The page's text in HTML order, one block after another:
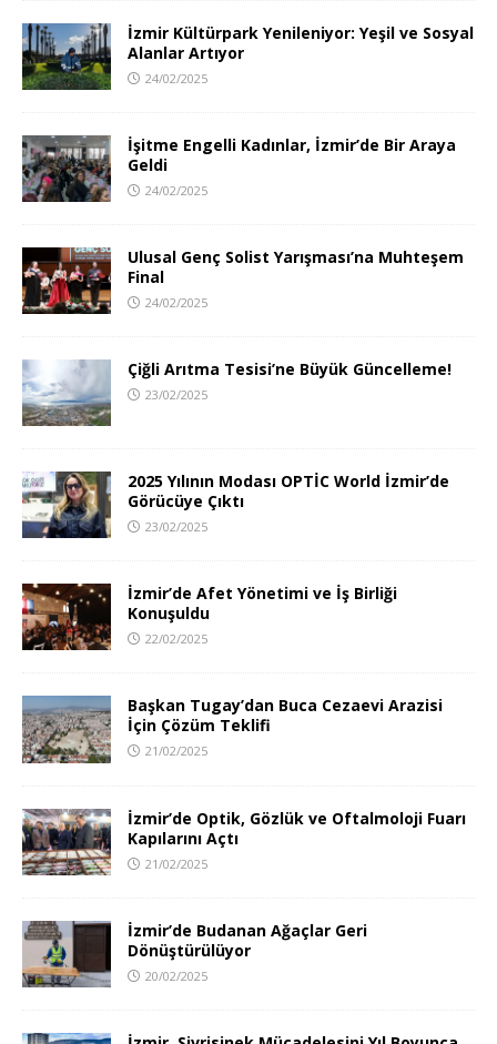
İzmir Kültürpark Yenileniyor: Yeşil ve Sosyal
Alanlar Artıyor
24/02/2025
İşitme Engelli Kadınlar, İzmir’de Bir Araya
Geldi
24/02/2025
Ulusal Genç Solist Yarışması’na Muhteşem
Final
24/02/2025
Çiğli Arıtma Tesisi’ne Büyük Güncelleme!
23/02/2025
2025 Yılının Modası OPTİC World İzmir’de
Görücüye Çıktı
23/02/2025
İzmir’de Afet Yönetimi ve İş Birliği
Konuşuldu
22/02/2025
Başkan Tugay’dan Buca Cezaevi Arazisi
İçin Çözüm Teklifi
21/02/2025
İzmir’de Optik, Gözlük ve Oftalmoloji Fuarı
Kapılarını Açtı
21/02/2025
İzmir’de Budanan Ağaçlar Geri
Dönüştürülüyor
20/02/2025